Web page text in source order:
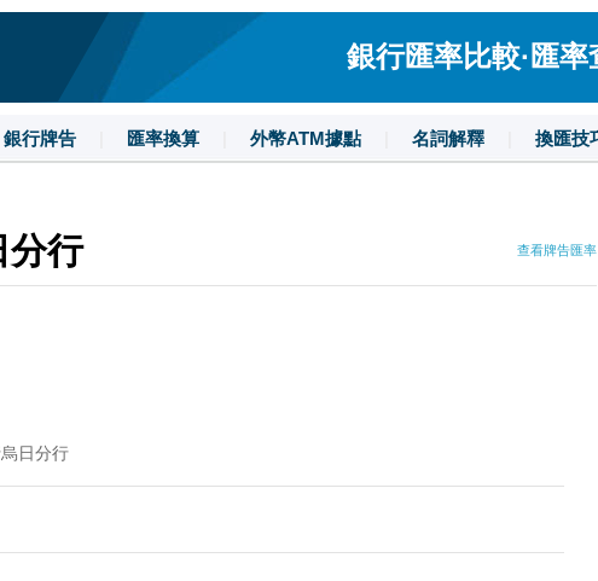
銀行匯率比較·匯
銀行牌告 匯率換算 外幣ATM據點 名詞解釋 換匯技
分行 查看牌告匯率
日分行